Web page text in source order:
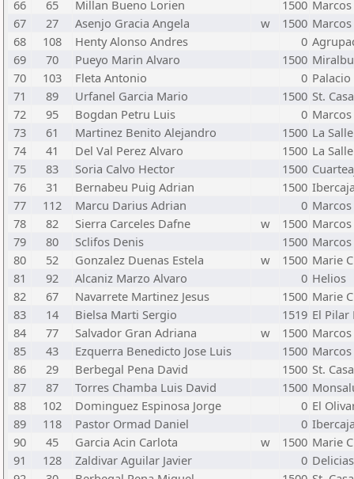
66
65 Millan Bueno Lorien 1500
67
27 Asenjo Gracia Angela w 1500
68
108 Henty Alonso Andres 0
69
70 Pueyo Marin Alvaro 1500
70
103 Fleta Antonio 0
71
89 Urfanel Garcia Mario 1500 St.
72
95 Bogdan Petru Luis 0
73
61 Martinez Benito Alejandro 1500 La
74
41 Del Val Perez Alvaro 1500 La
75
83 Soria Calvo Hector 1500
76
31 Bernabeu Puig Adrian 1500
77
112 Marcu Darius Adrian 0
78
82 Sierra Carceles Dafne w 1500
79
80 Sclifos Denis 1500
80
52 Gonzalez Duenas Estela w 1500 Marie
81
92 Alcaniz Marzo Alvaro 0 Helios
82
67 Navarrete Martinez Jesus 1500 Marie
83
14 Bielsa Marti Sergio 1519 El Pilar
84
77 Salvador Gran Adriana w 1500
85
43 Ezquerra Benedicto Jose Luis 1500
86
29 Berbegal Pena David 1500 St.
87
87 Torres Chamba Luis David 1500
88
102 Dominguez Espinosa Jorge 0 El
89
118 Pastor Ormad Daniel 0
90
45 Garcia Acin Carlota w 1500 Marie
91
128 Zaldivar Aguilar Javier 0 Delicias